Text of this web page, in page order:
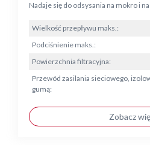
Nadaje się do odsysania na mokro i
Wielkość przepływu maks.:
Podciśnienie maks.:
Powierzchnia filtracyjna:
Przewód zasilania sieciowego,
gumą:
Zobacz